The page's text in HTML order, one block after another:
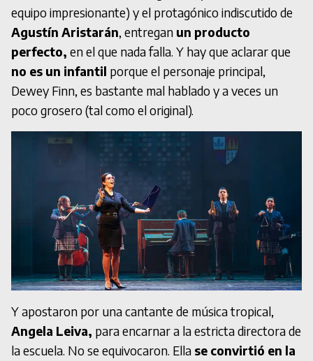
equipo impresionante) y el protagónico indiscutido de
Agustín Aristarán, entregan un producto
perfecto, en el que nada falla. Y hay que aclarar que
no es un infantil porque el personaje principal,
Dewey Finn, es bastante mal hablado y a veces un
poco grosero (tal como el original).
Y apostaron por una cantante de música tropical,
Angela Leiva, para encarnar a la estricta directora de
la escuela. No se equivocaron. Ella se convirtió en la